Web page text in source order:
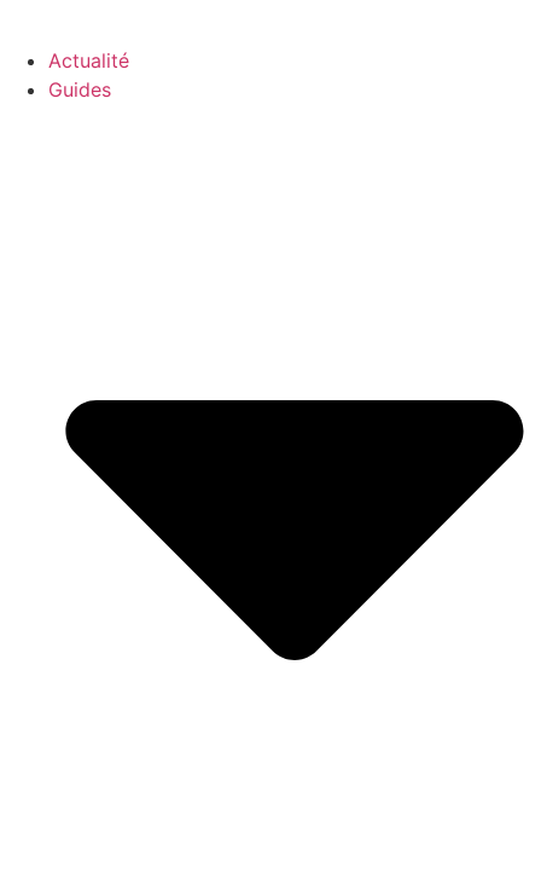
Actualité
Guides